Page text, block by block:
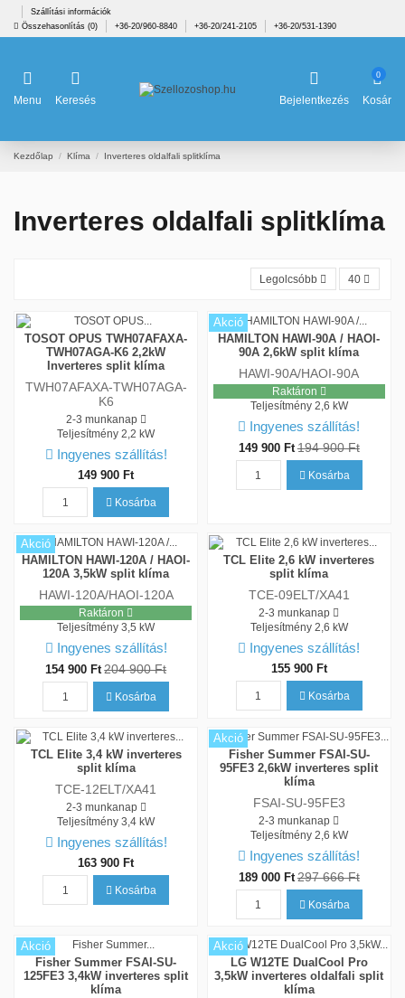
Szállítási információk
Összehasonlítás (0) +36-20/960-8840 +36-20/241-2105 +36-20/531-1390
Menu Keresés Bejelentkezés
0
Kosár
Kezdőlap Klíma Inverteres oldalfali splitklíma
Inverteres oldalfali splitklíma
Legolcsóbb 40
TOSOT OPUS TWH07AFAXA-
TWH07AGA-K6 2,2kW
Inverteres split klíma
TWH07AFAXA-TWH07AGA-
K6
2-3 munkanap
Teljesítmény2,2 kW
Ingyenes szállítás!
149 900 Ft
Kosárba
Akció
HAMILTON HAWI-90A / HAOI-
90A 2,6kW split klíma
HAWI-90A/HAOI-90A
Raktáron
Teljesítmény 2,6 kW
Ingyenes szállítás!
149 900 Ft 194 900 Ft
Kosárba
Akció
HAMILTON HAWI-120A / HAOI-
120A 3,5kW split klíma
HAWI-120A/HAOI-120A
Raktáron
Teljesítmény3,5 kW
Ingyenes szállítás!
154 900 Ft 204 900 Ft
Kosárba
TCL Elite 2,6 kW inverteres
split klíma
TCE-09ELT/XA41
2-3 munkanap
Teljesítmény 2,6 kW
Ingyenes szállítás!
155 900 Ft
Kosárba
TCL Elite 3,4 kW inverteres
split klíma
TCE-12ELT/XA41
2-3 munkanap
Teljesítmény3,4 kW
Ingyenes szállítás!
163 900 Ft
Kosárba
Akció
Fisher Summer FSAI-SU-
95FE3 2,6kW inverteres split
klíma
FSAI-SU-95FE3
2-3 munkanap
Teljesítmény 2,6 kW
Ingyenes szállítás!
189 000 Ft 297 666 Ft
Kosárba
Akció
Fisher Summer FSAI-SU-
125FE3 3,4kW inverteres split
klíma
Akció
LG W12TE DualCool Pro
3,5kW inverteres oldalfali split
klíma